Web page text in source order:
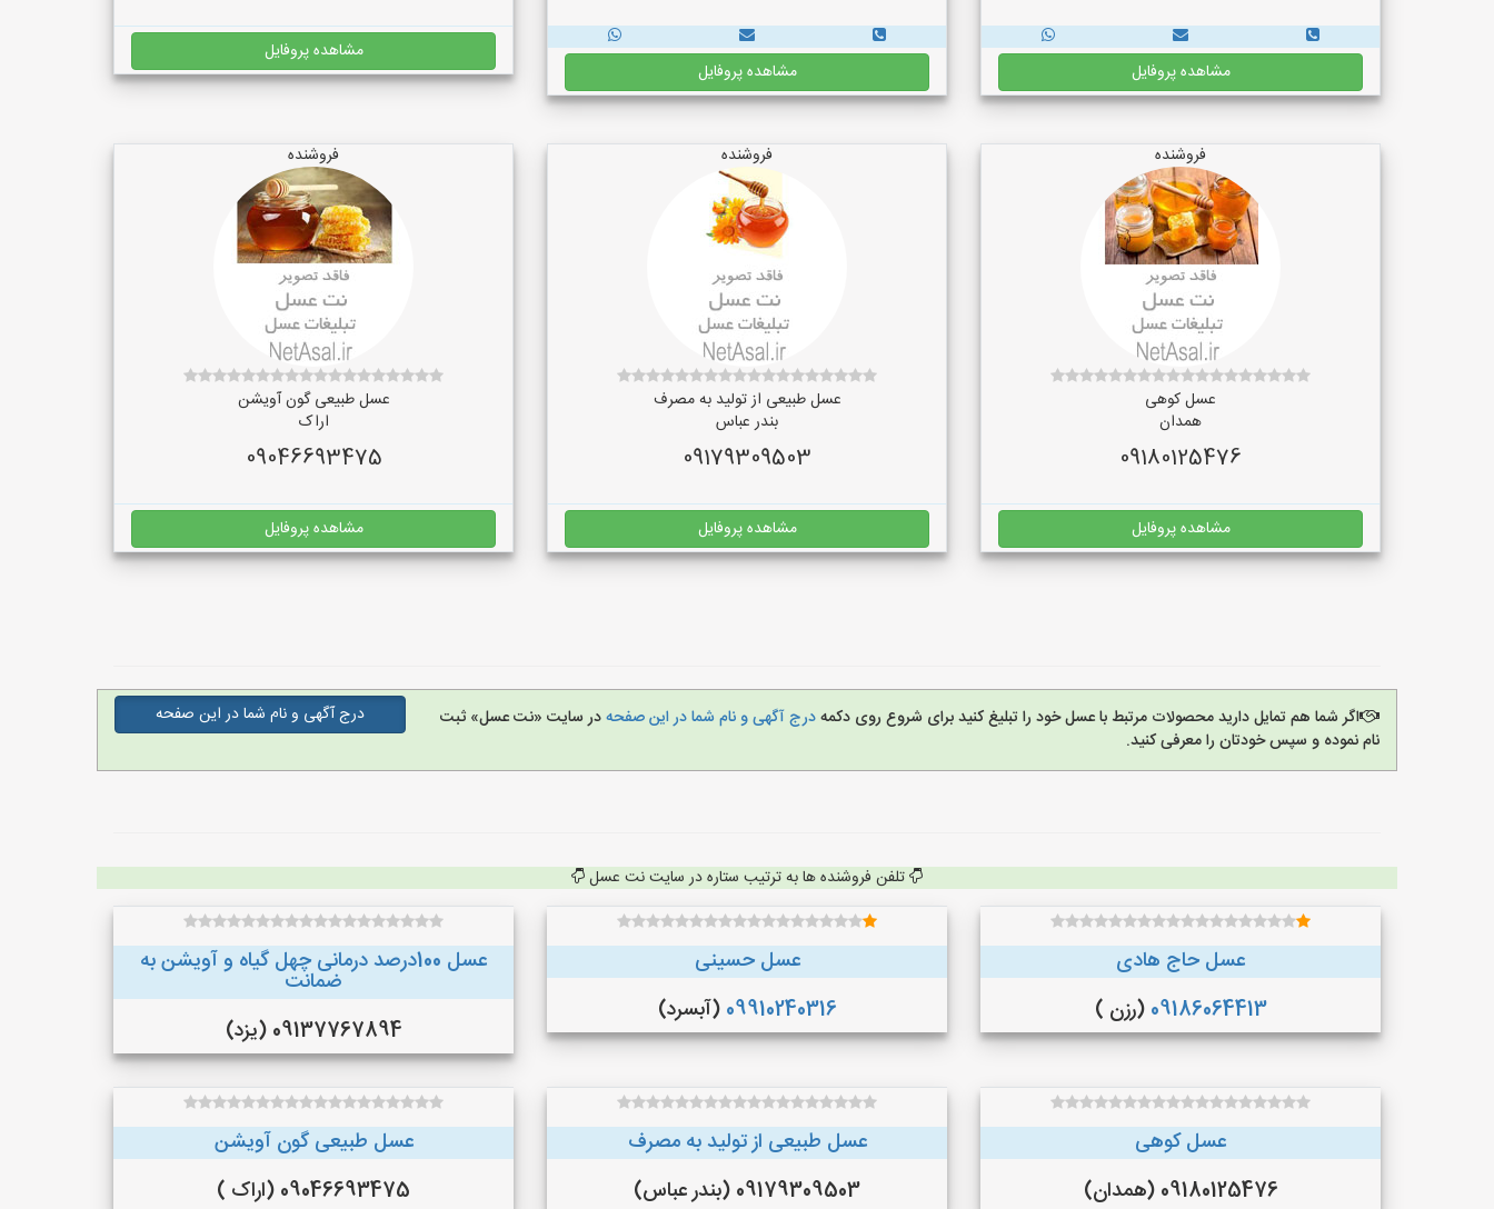
مشاهده پروفایل مشاهده پروفایل
مشاهده پروفایل
فروشنده
عسل کوهی
همدان
09180125476
مشاهده پروفایل
فروشنده
عسل طبیعی از تولید به مصرف
بندر عباس
09179309503
مشاهده پروفایل
فروشنده
عسل طبیعی گون آویشن
اراک
09046693475
مشاهده پروفایل
اگر شما هم تمایل دارید محصولات مرتبط با عسل خود را تبلیغ کنید برای شروع روی دکمهدرج آگهی و نام شما در این صفحهدر سایت «نت عسل» ثبت
نام نموده و سپس خودتان را معرفی کنید.
درج آگهی و نام شما در این صفحه
تلفن فروشنده ها به ترتیب ستاره در سایت نت عسل
عسل حاج هادی
09186064413 (رزن )
عسل حسینی
09910240316 (آبسرد)
عسل 100درصد درمانی چهل گیاه و آویشن به
ضمانت
09137767894 (یزد)
عسل کوهی
09180125476 (همدان)
عسل طبیعی از تولید به مصرف
09179309503 (بندر عباس)
عسل طبیعی گون آویشن
09046693475 (اراک )